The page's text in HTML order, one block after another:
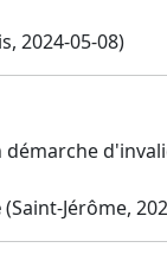
2024-05-08)
démarche
(Saint-Jérôme,